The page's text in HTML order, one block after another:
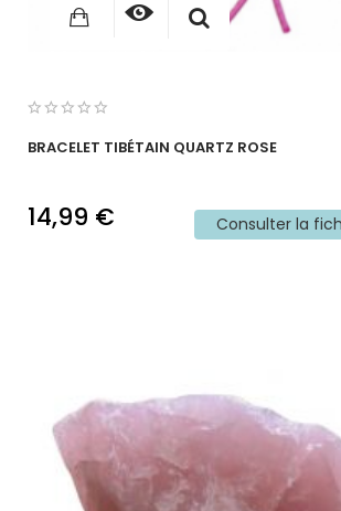
BRACELET TIBÉTAIN QUARTZ ROSE
14,99 € Consulter la